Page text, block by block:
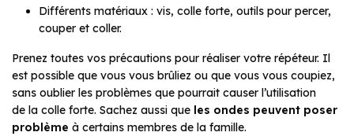
Différents matériaux : vis, colle forte, outils pour percer,
couper et coller.
Prenez toutes vos précautions pour réaliser votre répéteur. Il
est possible que vous vous brûliez ou que vous vous coupiez,
sans oublier les problèmes que pourrait causer l’utilisation
de la colle forte. Sachez aussi que les ondes peuvent poser
problème à certains membres de la famille.